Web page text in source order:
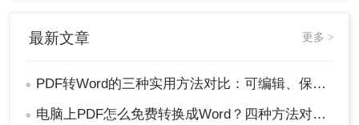
最新文章 更多 >
● PDF转Word的三种实用方法对比：可编辑、保格式、避风险！
● 电脑上PDF怎么免费转换成Word？四种方法对比与实操指南（附详细表格）!